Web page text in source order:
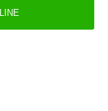
LINE